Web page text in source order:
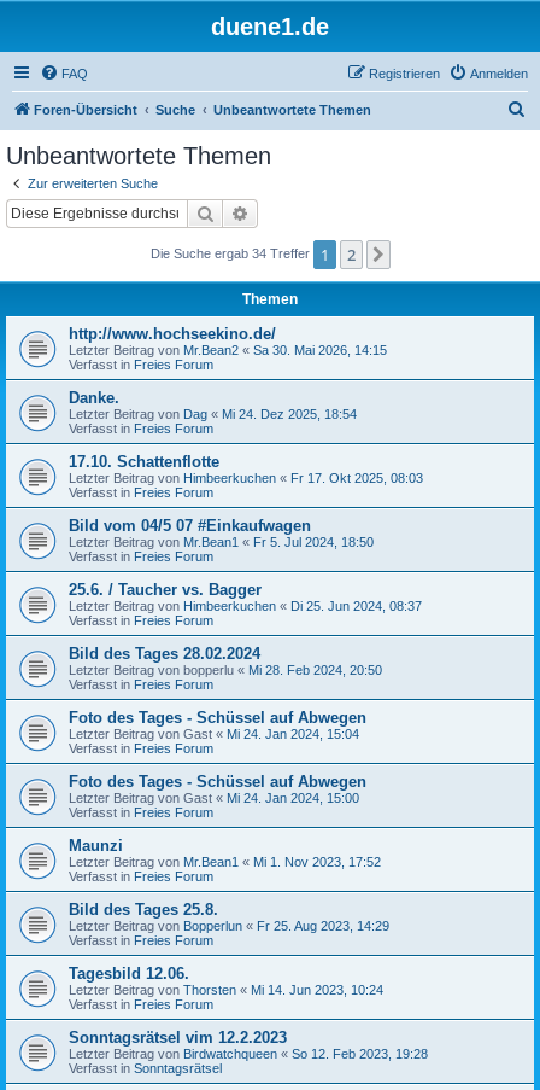
duene1.de
FAQ Anmelden
Registrieren
Foren-Übersicht Suche Unbeantwortete Themen
Unbeantwortete Themen
Zur erweiterten Suche
Suche
Die Suche ergab 34 Treffer 1 2
Themen
http://www.hochseekino.de/
Letzter Beitrag von Mr.Bean2 « Sa 30. Mai 2026, 14:15
Verfasst in Freies Forum
Danke.
Letzter Beitrag von Dag « Mi 24. Dez 2025, 18:54
Verfasst in Freies Forum
17.10. Schattenflotte
Letzter Beitrag von Himbeerkuchen « Fr 17. Okt 2025, 08:03
Verfasst in Freies Forum
Bild vom 04/5 07 #Einkaufwagen
Letzter Beitrag von Mr.Bean1 « Fr 5. Jul 2024, 18:50
Verfasst in Freies Forum
25.6. / Taucher vs. Bagger
Letzter Beitrag von Himbeerkuchen « Di 25. Jun 2024, 08:37
Verfasst in Freies Forum
Bild des Tages 28.02.2024
Letzter Beitrag von bopperlu « Mi 28. Feb 2024, 20:50
Verfasst in Freies Forum
Foto des Tages - Schüssel auf Abwegen
Letzter Beitrag von Gast « Mi 24. Jan 2024, 15:04
Verfasst in Freies Forum
Foto des Tages - Schüssel auf Abwegen
Letzter Beitrag von Gast « Mi 24. Jan 2024, 15:00
Verfasst in Freies Forum
Maunzi
Letzter Beitrag von Mr.Bean1 « Mi 1. Nov 2023, 17:52
Verfasst in Freies Forum
Bild des Tages 25.8.
Letzter Beitrag von Bopperlun « Fr 25. Aug 2023, 14:29
Verfasst in Freies Forum
Tagesbild 12.06.
Letzter Beitrag von Thorsten « Mi 14. Jun 2023, 10:24
Verfasst in Freies Forum
Sonntagsrätsel vim 12.2.2023
Letzter Beitrag von Birdwatchqueen « So 12. Feb 2023, 19:28
Verfasst in Sonntagsrätsel